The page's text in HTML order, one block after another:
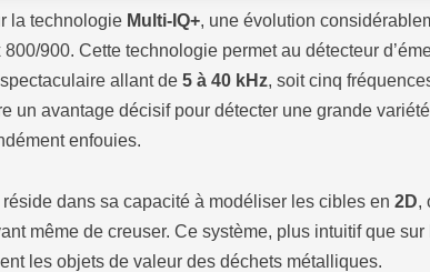
la technologie Multi-IQ+, une évolution
900. Cette technologie permet au détecteur
allant de 5 à 40 kHz, soit cinq
un avantage décisif pour détecter une grande
enfouies.
dans sa capacité à modéliser les cibles en 2D,
même de creuser. Ce système, plus intuitif que
les objets de valeur des déchets métalliques.